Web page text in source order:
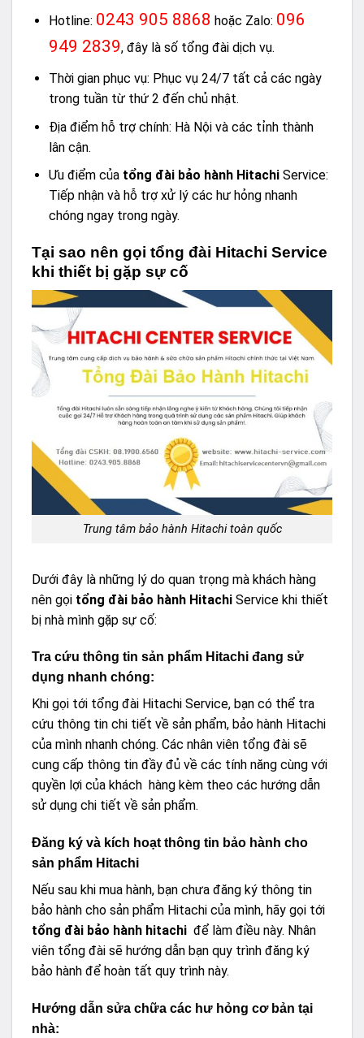
Hotline: 0243 905 8868 hoặc Zalo: 096
949 2839, đây là số tổng đài dịch vụ.
Thời gian phục vụ: Phục vụ 24/7 tất cả các ngày
trong tuần từ thứ 2 đến chủ nhật.
Địa điểm hỗ trợ chính: Hà Nội và các tỉnh thành
lân cận.
Ưu điểm của tổng đài bảo hành HitachiService:
Tiếp nhận và hỗ trợ xử lý các hư hỏng nhanh
chóng ngay trong ngày.
Tại sao nên gọi tổng đài Hitachi Service
khi thiết bị gặp sự cố
Trung tâm bảo hành Hitachi toàn quốc
Dưới đây là những lý do quan trọng mà khách hàng
nên gọi tổng đài bảo hành Hitachi Service khi thiết
bị nhà mình gặp sự cố:
Tra cứu thông tin sản phẩm Hitachi đang sử
dụng nhanh chóng:
Khi gọi tới tổng đài Hitachi Service, bạn có thể tra
cứu thông tin chi tiết về sản phẩm, bảo hành Hitachi
của mình nhanh chóng. Các nhân viên tổng đài sẽ
cung cấp thông tin đầy đủ về các tính năng cùng với
quyền lợi của khách hàng kèm theo các hướng dẫn
sử dụng chi tiết về sản phẩm.
Đăng ký và kích hoạt thông tin bảo hành cho
sản phẩm Hitachi
Nếu sau khi mua hành, bạn chưa đăng ký thông tin
bảo hành cho sản phẩm Hitachi của mình, hãy gọi tới
tổng đài bảo hành hitachi để làm điều này. Nhân
viên tổng đài sẽ hướng dẫn bạn quy trình đăng ký
bảo hành để hoàn tất quy trình này.
Hướng dẫn sửa chữa các hư hỏng cơ bản tại
nhà: